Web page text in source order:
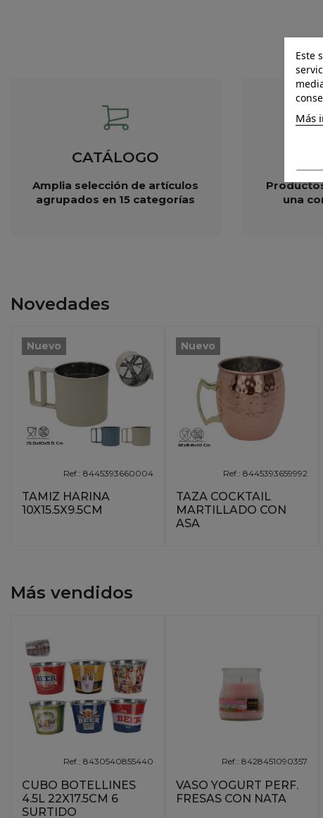
CATÁLOGO
Amplia selección de artículos
agrupados en 15 categorías
una
Novedades
Nuevo
Ref.: 8445393660004
TAMIZ HARINA
10X15.5X9.5CM
Nuevo
Ref.: 8445393659992
TAZA COCKTAIL
MARTILLADO CON
ASA
Más vendidos
Ref.: 8430540855440
CUBO BOTELLINES
4.5L 22X17.5CM 6
SURTIDO
Ref.: 8428451090357
VASO YOGURT PERF.
FRESAS CON NATA
Este
Más